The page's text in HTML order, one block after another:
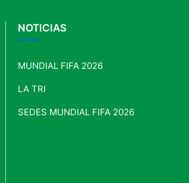
NOTICIAS
MUNDIAL FIFA 2026
LA TRI
SEDES MUNDIAL FIFA 2026